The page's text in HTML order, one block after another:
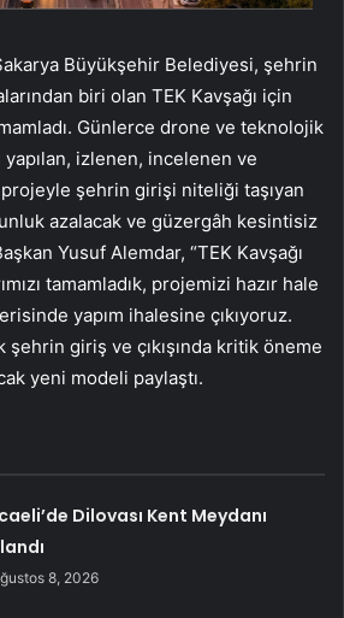
Büyükşehir Belediyesi, şehrin
biri olan TEK Kavşağı için
Günlerce drone ve teknolojik
yapılan, izlenen, incelenen ve
şehrin girişi niteliği taşıyan
azalacak ve güzergâh kesintisiz
Yusuf Alemdar, “TEK Kavşağı
tamamladık, projemizi hazır hale
yapım ihalesine çıkıyoruz.
şehrin giriş ve çıkışında kritik öneme
yeni modeli paylaştı.
Dilovası Kent Meydanı
8, 2026